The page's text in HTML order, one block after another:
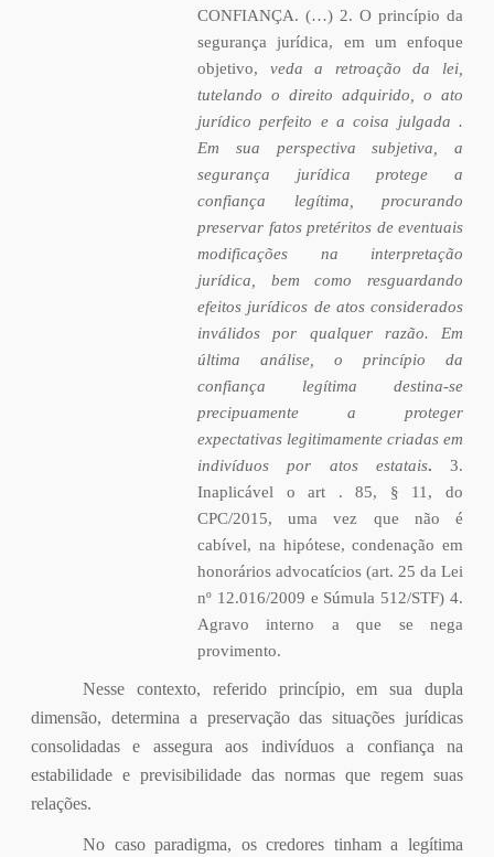
CONFIANÇA. (…) 2. O princípio da
segurança jurídica, em um enfoque
objetivo, veda a retroação da lei,
tutelando o direito adquirido, o ato
jurídico perfeito e a coisa julgada .
Em sua perspectiva subjetiva, a
segurança jurídica protege a
confiança legítima, procurando
preservar fatos pretéritos de eventuais
modificações na interpretação
jurídica, bem como resguardando
efeitos jurídicos de atos considerados
inválidos por qualquer razão. Em
última análise, o princípio da
confiança legítima destina-se
precipuamente a proteger
expectativas legitimamente criadas em
indivíduos por atos estatais. 3.
Inaplicável o art . 85, § 11, do
CPC/2015, uma vez que não é
cabível, na hipótese, condenação em
honorários advocatícios (art. 25 da Lei
nº 12.016/2009 e Súmula 512/STF) 4.
Agravo interno a que se nega
provimento.
Nesse contexto, referido princípio, em sua dupla
dimensão, determina a preservação das situações jurídicas
consolidadas e assegura aos indivíduos a confiança na
estabilidade e previsibilidade das normas que regem suas
relações.
No caso paradigma, os credores tinham a legítima